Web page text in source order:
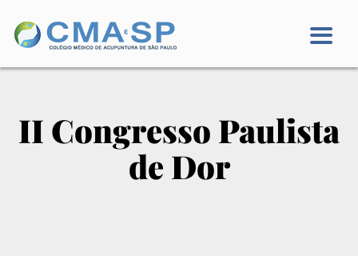
II Congresso Paulista
de Dor